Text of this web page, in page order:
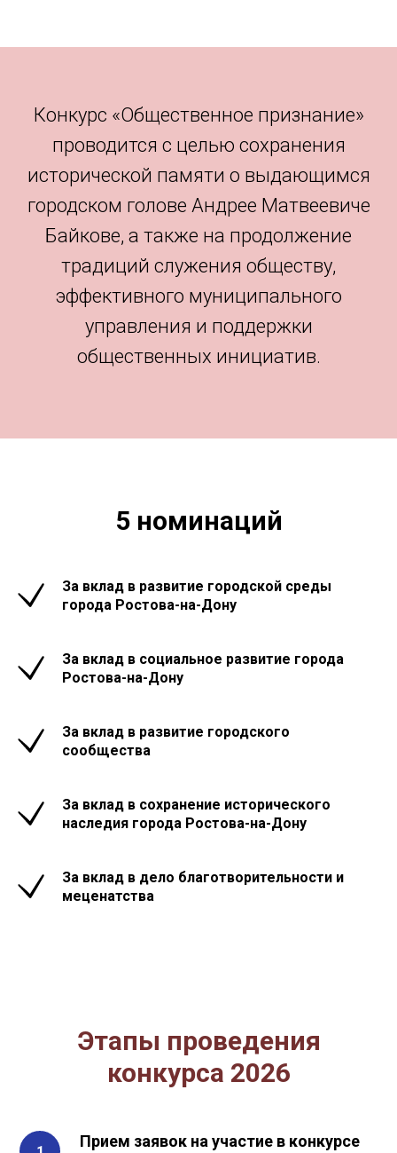
Конкурс «Общественное признание»
проводится с целью сохранения
исторической памяти о выдающимся
городском голове Андрее Матвеевиче
Байкове, а также на продолжение
традиций служения обществу,
эффективного муниципального
управления и поддержки
общественных инициатив.
5 номинаций
За вклад в развитие городской среды
города Ростова-на-Дону
За вклад в социальное развитие города
Ростова-на-Дону
За вклад в развитие городского
сообщества
За вклад в сохранение исторического
наследия города Ростова-на-Дону
За вклад в дело благотворительности и
меценатства
Этапы проведения
конкурса 2026
Прием заявок на участие в конкурсе